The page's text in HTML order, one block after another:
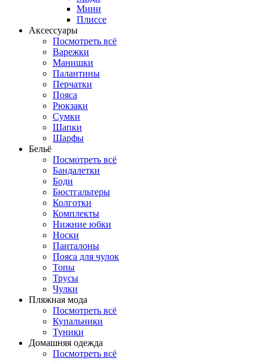
Мини
Плиссе
Аксессуары
Посмотреть всё
Варежки
Манишки
Палантины
Перчатки
Пояса
Рюкзаки
Сумки
Шапки
Шарфы
Бельё
Посмотреть всё
Бандалетки
Боди
Бюстгальтеры
Колготки
Комплекты
Нижние юбки
Носки
Панталоны
Поясa для чулок
Топы
Трусы
Чулки
Пляжная мода
Посмотреть всё
Купальники
Туники
Домашняя одежда
Посмотреть всё